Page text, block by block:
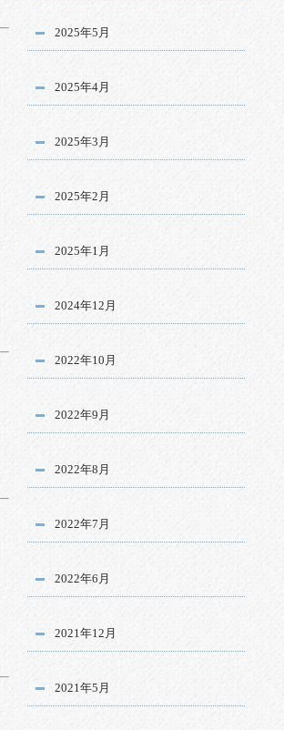
2025年5月
2025年4月
2025年3月
2025年2月
2025年1月
2024年12月
2022年10月
2022年9月
2022年8月
2022年7月
2022年6月
2021年12月
2021年5月